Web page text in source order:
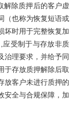
解除质押后的客户虚
（也称为恢复短语或
坏时用于完整恢复加
应受制于与存放非质
治理要求，并给予同
于存放质押解除后取
放客户未进行质押的
安全与合规保障，加